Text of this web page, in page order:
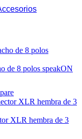
de 8 polos speakON
XLR hembra de 3